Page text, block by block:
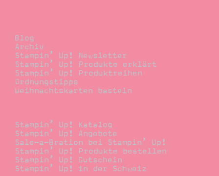
Blog
Archiv
Stampin’ Up! Newsletter
Stampin’ Up! Produkte erklärt
Stampin’ Up! Produktreihen
Ordnungstipps
Weihnachtskarten basteln
Stampin’ Up! Katalog
Stampin’ Up! Angebote
Sale-a-Bration bei Stampin’ Up!
Stampin’ Up! Produkte bestellen
Stampin’ Up! Gutschein
Stampin’ Up! in der Schweiz